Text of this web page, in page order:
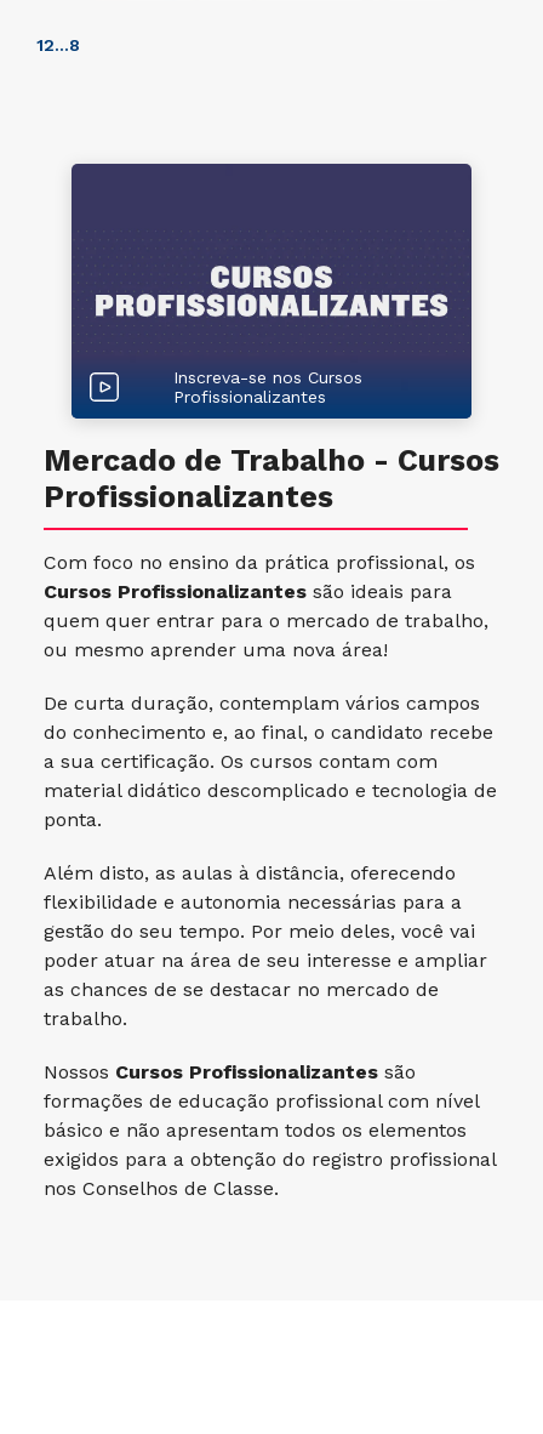
12...8
Mercado de Trabalho - Cursos
Profissionalizantes
Com foco no ensino da prática profissional, os
Cursos Profissionalizantes são ideais para
quem quer entrar para o mercado de trabalho,
ou mesmo aprender uma nova área!
De curta duração, contemplam vários campos
do conhecimento e, ao final, o candidato recebe
a sua certificação. Os cursos contam com
material didático descomplicado e tecnologia de
ponta.
Além disto, as aulas à distância, oferecendo
flexibilidade e autonomia necessárias para a
gestão do seu tempo. Por meio deles, você vai
poder atuar na área de seu interesse e ampliar
as chances de se destacar no mercado de
trabalho.
Nossos Cursos Profissionalizantes são
formações de educação profissional com nível
básico e não apresentam todos os elementos
exigidos para a obtenção do registro profissional
nos Conselhos de Classe.
Inscreva-se nos Cursos
Profissionalizantes